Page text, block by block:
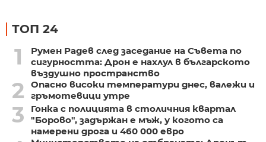
ТОП 24
1
Румен Радев след заседание на Съвета по
сигурността: Дрон е нахлул в българското
въздушно пространство
2
Опасно високи температури днес, валежи и
гръмотевици утре
3
Гонка с полицията в столичния квартал
"Борово", задържан е мъж, у когото са
намерени дрога и 460 000 евро